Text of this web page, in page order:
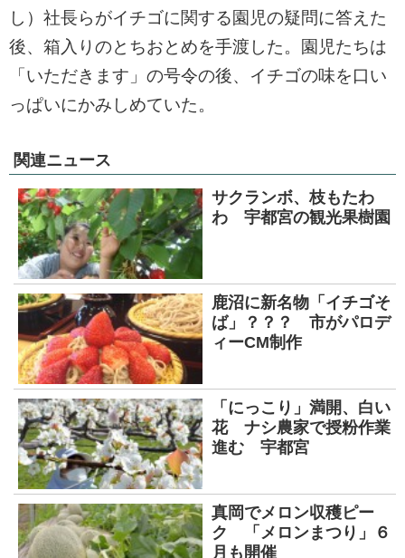
し）社長らがイチゴに関する園児の疑問に答えた
後、箱入りのとちおとめを手渡した。園児たちは
「いただきます」の号令の後、イチゴの味を口い
っぱいにかみしめていた。
関連ニュース
サクランボ、枝もたわ
わ 宇都宮の観光果樹園
鹿沼に新名物「イチゴそ
ば」？？？ 市がパロデ
ィーCM制作
「にっこり」満開、白い
花 ナシ農家で授粉作業
進む 宇都宮
真岡でメロン収穫ピー
ク 「メロンまつり」６
月も開催